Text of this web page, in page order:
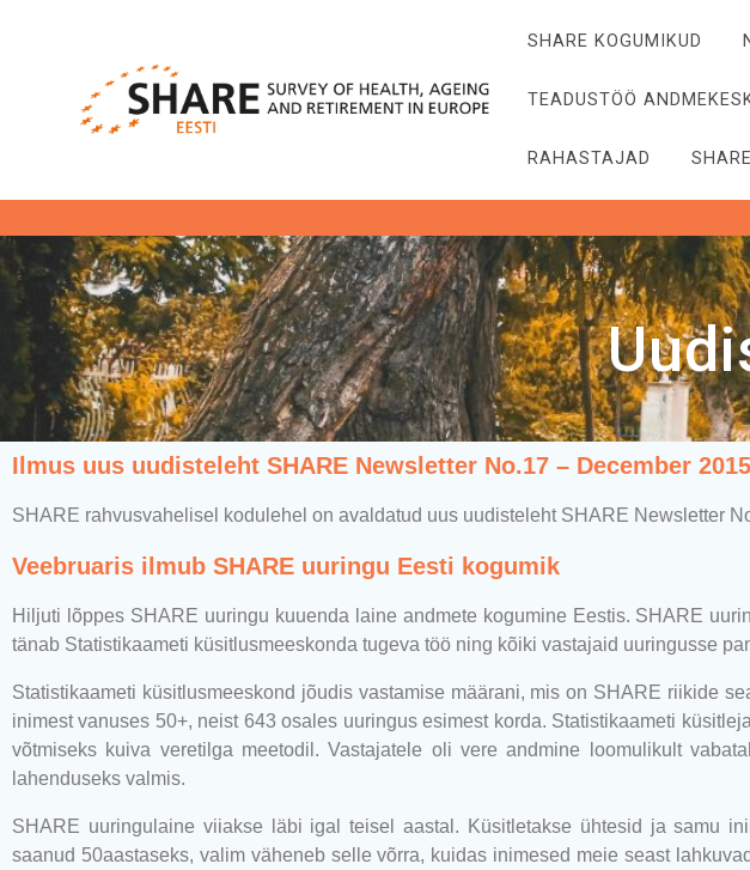
SHARE KOGUMIKUD
TEADUSTÖÖ
RAHASTAJAD
Ilmus uus uudisteleht SHARE Newsletter No.17 – December
SHARE rahvusvahelisel kodulehel on avaldatud uus uudisteleht SHARE Newsletter
Veebruaris ilmub SHARE uuringu Eesti kogumik
Hiljuti lõppes SHARE uuringu kuuenda laine andmete kogumine Eestis. SHARE
tänab Statistikaameti küsitlusmeeskonda tugeva töö ning kõiki vastajaid uuringusse
Statistikaameti küsitlusmeeskond jõudis vastamise määrani, mis on SHARE riikide
inimest vanuses 50+, neist 643 osales uuringus esimest korda. Statistikaameti
võtmiseks kuiva veretilga meetodil. Vastajatele oli vere andmine loomulikult
lahenduseks valmis.
SHARE uuringulaine viiakse läbi igal teisel aastal. Küsitletakse ühtesid ja samu
saanud 50aastaseks, valim väheneb selle võrra, kuidas inimesed meie seast